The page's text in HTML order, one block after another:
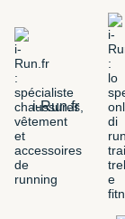
i-Run.fr